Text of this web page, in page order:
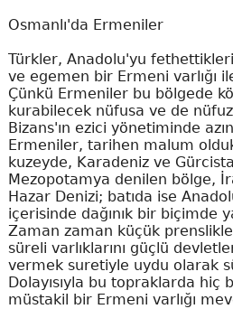
Osmanlı'da Ermeniler
Türkler, Anadolu'yu
ve egemen bir Ermeni varlığı
Çünkü Ermeniler bu bölgede
kurabilecek nüfusa ve de
Bizans'ın ezici yönetiminde
Ermeniler, tarihen malum
kuzeyde, Karadeniz ve
Mezopotamya denilen bölge,
Hazar Denizi; batıda ise
içerisinde dağınık bir biçimde
Zaman zaman küçük
süreli varlıklarını güçlü
vermek suretiyle uydu olarak
Dolayısıyla bu topraklarda hiç
müstakil bir Ermeni varlığı